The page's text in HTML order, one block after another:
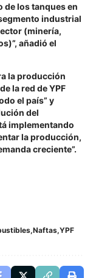
de los tanques en
industrial
(minería,
añadió el
la producción
la red de YPF
el país” y
del
implementando
la producción,
creciente”.
Naftas YPF